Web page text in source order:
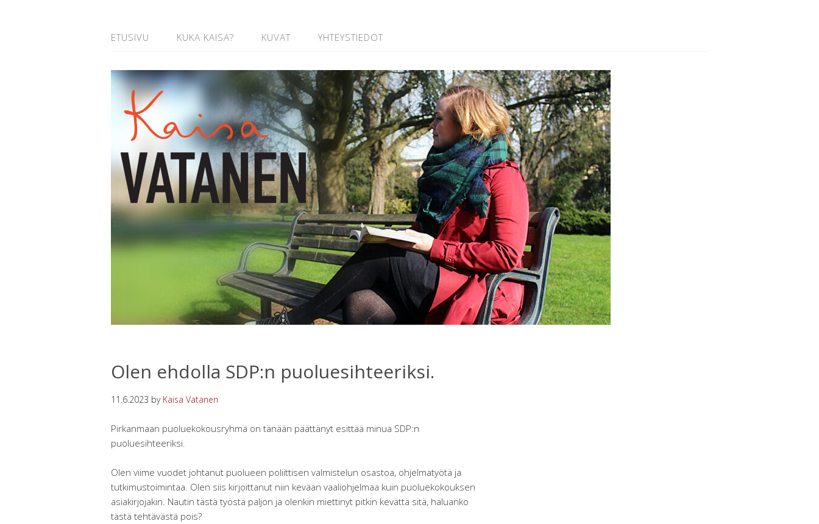
ETUSIVU KUKA KAISA? KUVAT YHTEYSTIEDOT
Olen ehdolla SDP:n puoluesihteeriksi.
11.6.2023 by Kaisa Vatanen
Pirkanmaan puoluekokousryhmä on tänään päättänyt esittää minua SDP:n
puoluesihteeriksi.
Olen viime vuodet johtanut puolueen poliittisen valmistelun osastoa, ohjelmatyötä ja
tutkimustoimintaa. Olen siis kirjoittanut niin kevään vaaliohjelmaa kuin puoluekokouksen
asiakirjojakin. Nautin tästä työstä paljon ja olenkin miettinyt pitkin kevättä sitä, haluanko
tästä tehtävästä pois?